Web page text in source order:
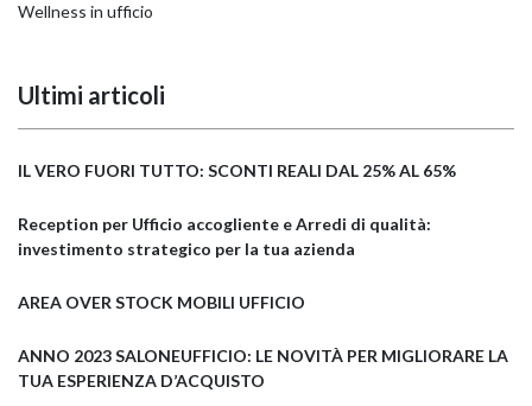
Wellness in ufficio
Ultimi articoli
IL VERO FUORI TUTTO: SCONTI REALI DAL 25% AL 65%
Reception per Ufficio accogliente e Arredi di qualità:
investimento strategico per la tua azienda
AREA OVER STOCK MOBILI UFFICIO
ANNO 2023 SALONEUFFICIO: LE NOVITÀ PER MIGLIORARE LA
TUA ESPERIENZA D’ACQUISTO